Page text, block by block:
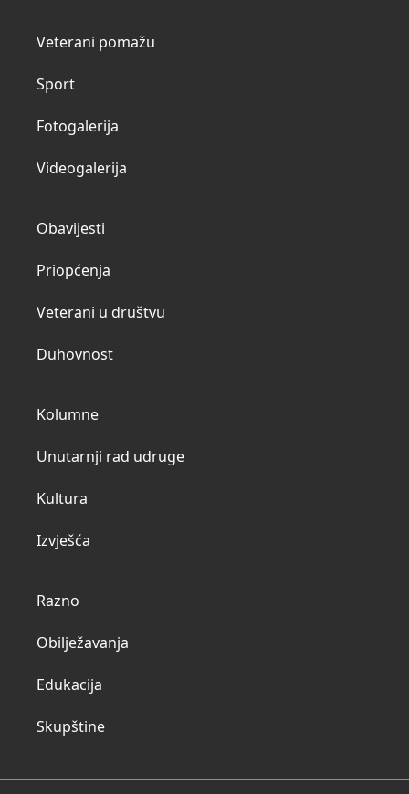
Veterani pomažu
Sport
Fotogalerija
Videogalerija
Obavijesti
Priopćenja
Veterani u društvu
Duhovnost
Kolumne
Unutarnji rad udruge
Kultura
Izvješća
Razno
Obilježavanja
Edukacija
Skupštine